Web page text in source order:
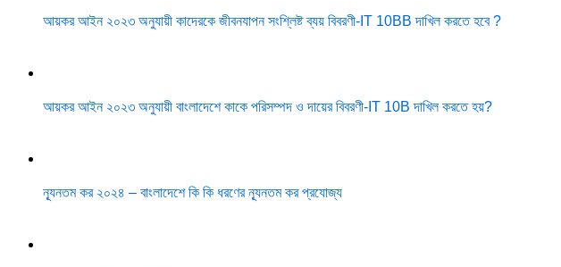
আয়কর আইন ২০২৩ অনুযায়ী কাদেরকে জীবনযাপন সংশ্লিষ্ট ব্যয় বিবরণী-IT 10BB দাখিল করতে হবে ?
আয়কর আইন ২০২৩ অনুযায়ী বাংলাদেশে কাকে পরিসম্পদ ও দায়ের বিবরণী-IT 10B দাখিল করতে হয়?
ন্যূনতম কর ২০২৪ – বাংলাদেশে কি কি ধরণের ন্যূনতম কর প্রযোজ্য